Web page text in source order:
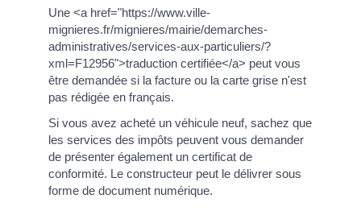
Une <a href="https://www.ville-
mignieres.fr/mignieres/mairie/demarches-
administratives/services-aux-particuliers/?
xml=F12956">traduction certifiée</a> peut vous
être demandée si la facture ou la carte grise n'est
pas rédigée en français.
Si vous avez acheté un véhicule neuf, sachez que
les services des impôts peuvent vous demander
de présenter également un certificat de
conformité. Le constructeur peut le délivrer sous
forme de document numérique.